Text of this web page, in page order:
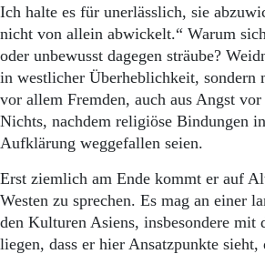
Ich halte es für unerlässlich, sie
nicht von allein abwickelt.“ Warum
oder unbewusst dagegen sträube?
in westlicher Überheblichkeit, sondern
vor allem Fremden, auch aus Angst
Nichts, nachdem religiöse Bindungen
Aufklärung weggefallen seien.
Erst ziemlich am Ende kommt er auf
Westen zu sprechen. Es mag an einer
den Kulturen Asiens, insbesondere mit
liegen, dass er hier Ansatzpunkte sieht,